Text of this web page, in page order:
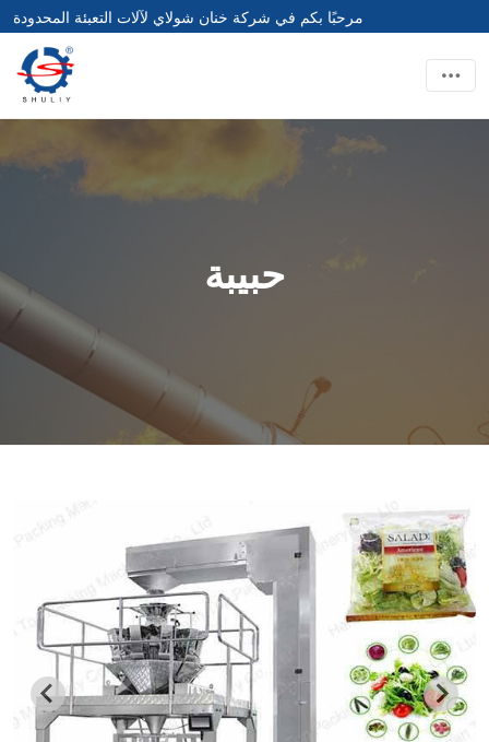
مرحبًا بكم في شركة خنان شولاي لآلات التعبئة المحدودة
حبيبة